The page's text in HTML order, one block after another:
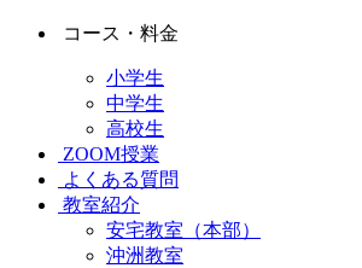
コース・料金
小学生
中学生
高校生
ZOOM授業
よくある質問
教室紹介
安宅教室（本部）
沖洲教室